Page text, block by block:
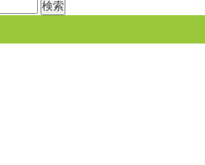
突然ですが、木材にはオモテとウラがあるって知ってま